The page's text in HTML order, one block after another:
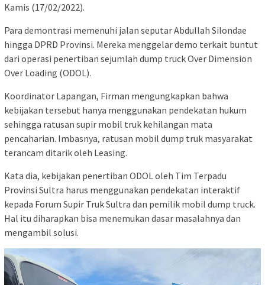
Kamis (17/02/2022).
Para demontrasi memenuhi jalan seputar Abdullah Silondae
hingga DPRD Provinsi. Mereka menggelar demo terkait buntut
dari operasi penertiban sejumlah dump truck Over Dimension
Over Loading (ODOL).
Koordinator Lapangan, Firman mengungkapkan bahwa
kebijakan tersebut hanya menggunakan pendekatan hukum
sehingga ratusan supir mobil truk kehilangan mata
pencaharian. Imbasnya, ratusan mobil dump truk masyarakat
terancam ditarik oleh Leasing.
Kata dia, kebijakan penertiban ODOL oleh Tim Terpadu
Provinsi Sultra harus menggunakan pendekatan interaktif
kepada Forum Supir Truk Sultra dan pemilik mobil dump truck.
Hal itu diharapkan bisa menemukan dasar masalahnya dan
mengambil solusi.